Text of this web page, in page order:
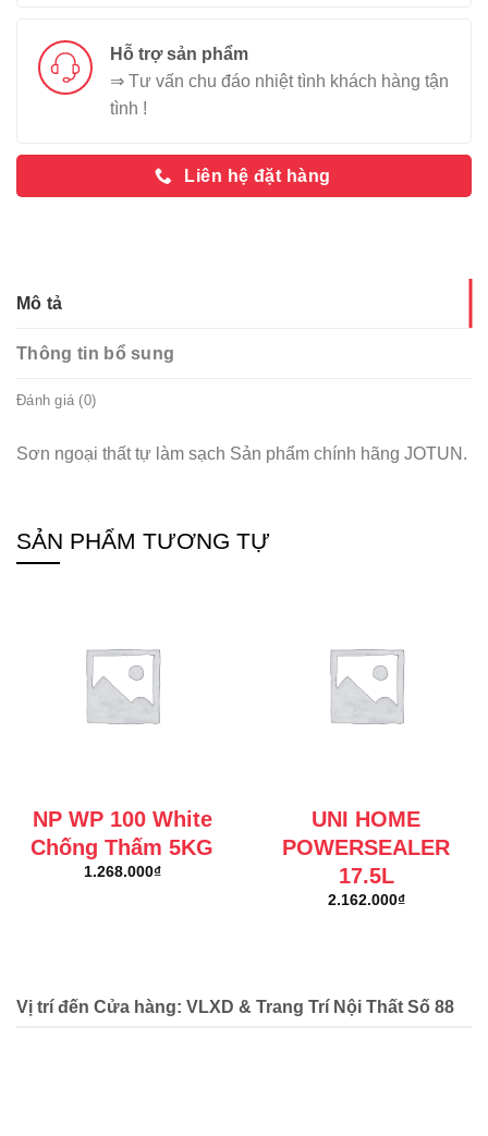
Hỗ trợ sản phẩm
⇒ Tư vấn chu đáo nhiệt tình khách hàng tận
tình !
Liên hệ đặt hàng
Mô tả
Thông tin bổ sung
Đánh giá (0)
Sơn ngoại thất tự làm sạch Sản phẩm chính hãng JOTUN.
SẢN PHẨM TƯƠNG TỰ
NP WP 100 White
Chống Thấm 5KG
1.268.000₫
UNI HOME
POWERSEALER
17.5L
2.162.000₫
Vị trí đến Cửa hàng: VLXD & Trang Trí Nội Thất Số 88